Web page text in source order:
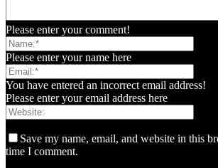
Please enter your comment!
Please enter your name here
You have entered an incorrect email address!
Please enter your email address here
Save my name, email, and website in this
time I comment.